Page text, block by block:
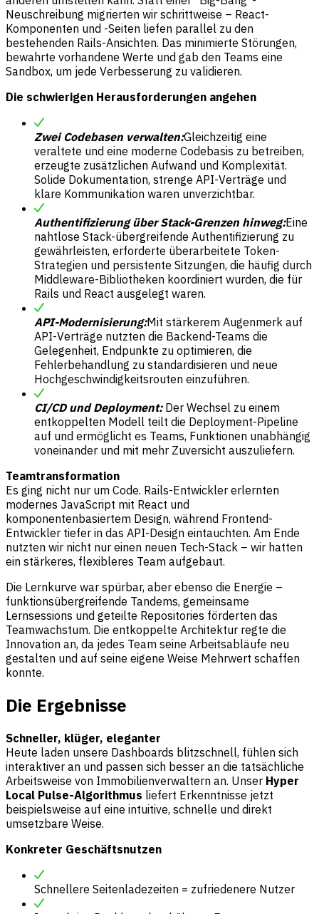
Neuschreibung migrierten wir schrittweise – React-
Komponenten und -Seiten liefen parallel zu den
bestehenden Rails-Ansichten. Das minimierte Störungen,
bewahrte vorhandene Werte und gab den Teams eine
Sandbox, um jede Verbesserung zu validieren.
Die schwierigen Herausforderungen angehen
Zwei Codebasen verwalten:Gleichzeitig eine
veraltete und eine moderne Codebasis zu betreiben,
erzeugte zusätzlichen Aufwand und Komplexität.
Solide Dokumentation, strenge API-Verträge und
klare Kommunikation waren unverzichtbar.
Authentifizierung über Stack-Grenzen hinweg:Eine
nahtlose Stack-übergreifende Authentifizierung zu
gewährleisten, erforderte überarbeitete Token-
Strategien und persistente Sitzungen, die häufig durch
Middleware-Bibliotheken koordiniert wurden, die für
Rails und React ausgelegt waren.
API-Modernisierung:Mit stärkerem Augenmerk auf
API-Verträge nutzten die Backend-Teams die
Gelegenheit, Endpunkte zu optimieren, die
Fehlerbehandlung zu standardisieren und neue
Hochgeschwindigkeitsrouten einzuführen.
CI/CD und Deployment:Der Wechsel zu einem
entkoppelten Modell teilt die Deployment-Pipeline
auf und ermöglicht es Teams, Funktionen unabhängig
voneinander und mit mehr Zuversicht auszuliefern.
Teamtransformation
Es ging nicht nur um Code. Rails-Entwickler erlernten
modernes JavaScript mit React und
komponentenbasiertem Design, während Frontend-
Entwickler tiefer in das API-Design eintauchten. Am Ende
nutzten wir nicht nur einen neuen Tech-Stack – wir hatten
ein stärkeres, flexibleres Team aufgebaut.
Die Lernkurve war spürbar, aber ebenso die Energie –
funktionsübergreifende Tandems, gemeinsame
Lernsessions und geteilte Repositories förderten das
Teamwachstum. Die entkoppelte Architektur regte die
Innovation an, da jedes Team seine Arbeitsabläufe neu
gestalten und auf seine eigene Weise Mehrwert schaffen
konnte.
Die Ergebnisse
Schneller, klüger, eleganter
Heute laden unsere Dashboards blitzschnell, fühlen sich
interaktiver an und passen sich besser an die tatsächliche
Arbeitsweise von Immobilienverwaltern an. Unser Hyper
Local Pulse-Algorithmus liefert Erkenntnisse jetzt
beispielsweise auf eine intuitive, schnelle und direkt
umsetzbare Weise.
Konkreter Geschäftsnutzen
Schnellere Seitenladezeiten = zufriedenere Nutzer